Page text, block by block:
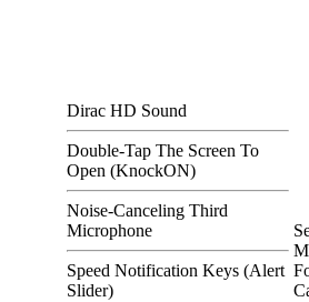
Dirac HD Sound
Double-Tap The Screen To
Open (KnockON)
Noise-Canceling Third
Microphone
Speed Notification Keys (Alert
Slider)